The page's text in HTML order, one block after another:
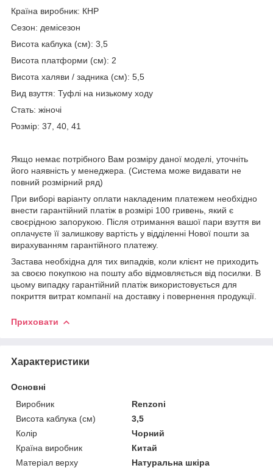
Країна виробник: КНР
Сезон: демісезон
Висота каблука (см): 3,5
Висота платформи (см): 2
Висота халяви / задника (см): 5,5
Вид взуття: Туфлі на низькому ходу
Стать: жіночі
Розмір: 37, 40, 41
Якщо немає потрібного Вам розміру даної моделі, уточніть
його наявність у менеджера. (Система може видавати не
повний розмірний ряд)
При виборі варіанту оплати накладеним платежем необхідно
внести гарантійний платіж в розмірі 100 гривень, який є
своєрідною запорукою. Після отримання вашої пари взуття ви
оплачуєте її залишкову вартість у відділенні Нової пошти за
вирахуванням гарантійного платежу.
Застава необхідна для тих випадків, коли клієнт не приходить
за своєю покупкою на пошту або відмовляється від посилки. В
цьому випадку гарантійний платіж використовується для
покриття витрат компанії на доставку і повернення продукції.
Приховати
Характеристики
Основні
Виробник
Renzoni
Висота каблука (см)
3,5
Колір
Чорний
Країна виробник
Китай
Матеріал верху
Натуральна шкіра